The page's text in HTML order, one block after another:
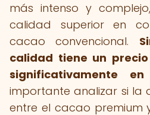
más intenso y
calidad superior en
cacao convencional.
calidad tiene un
significativamente
importante analizar si la
entre el cacao premium